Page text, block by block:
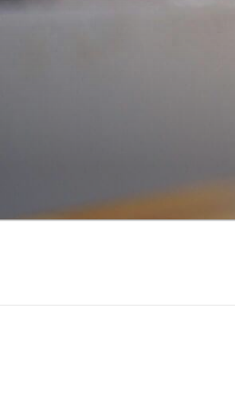
Skip